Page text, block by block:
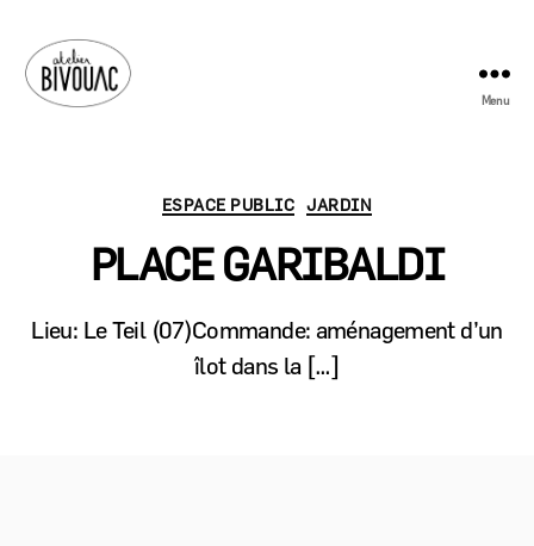
Menu
Catégories
ESPACE PUBLIC JARDIN
PLACE GARIBALDI
Lieu: Le Teil (07)Commande: aménagement d’un
îlot dans la […]